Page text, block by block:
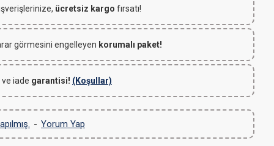
ücretsiz kargo fırsatı!
görmesini engelleyen korumalı paket!
iade garantisi! (Koşullar)
- Yorum Yap